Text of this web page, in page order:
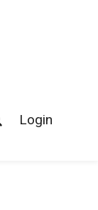
Login